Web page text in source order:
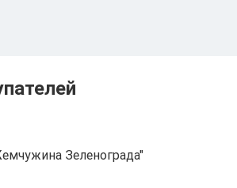
Зеленограда"